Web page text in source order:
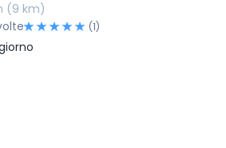
(9 km)
(1)